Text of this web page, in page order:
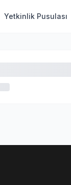
Yetkinlik Pusulası